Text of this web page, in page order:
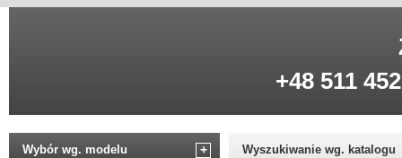
+48 511
Wybór wg. modelu + Wyszukiwanie wg. katalogu